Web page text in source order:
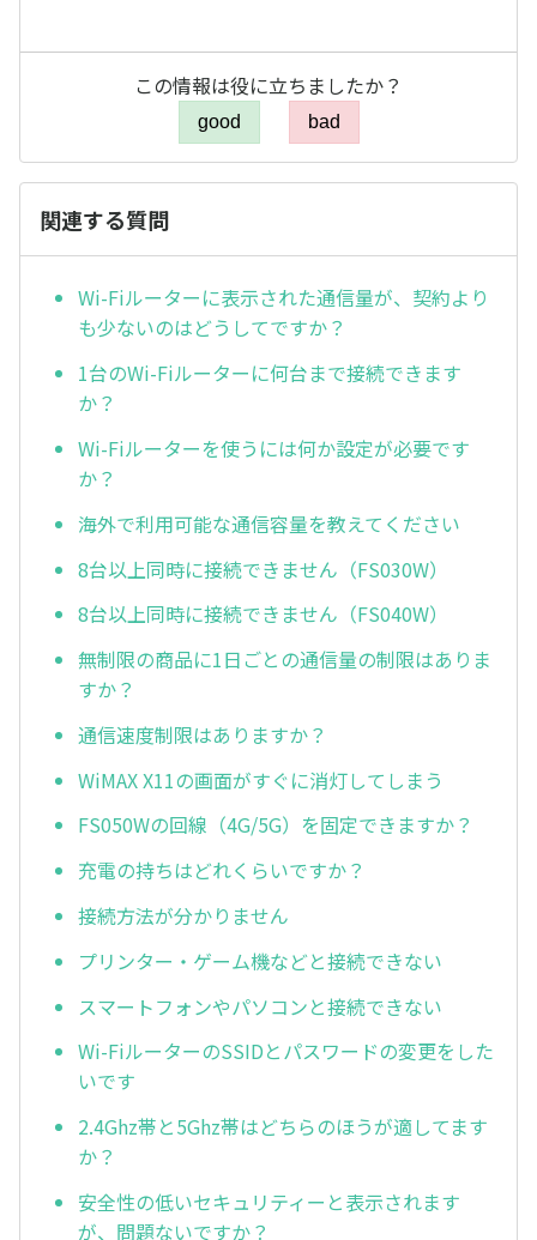
この情報は役に立ちましたか？
good bad
関連する質問
Wi-Fiルーターに表示された通信量が、契約より
も少ないのはどうしてですか？
1台のWi-Fiルーターに何台まで接続できます
か？
Wi-Fiルーターを使うには何か設定が必要です
か？
海外で利用可能な通信容量を教えてください
8台以上同時に接続できません（FS030W）
8台以上同時に接続できません（FS040W）
無制限の商品に1日ごとの通信量の制限はありま
すか？
通信速度制限はありますか？
WiMAX X11の画面がすぐに消灯してしまう
FS050Wの回線（4G/5G）を固定できますか？
充電の持ちはどれくらいですか？
接続方法が分かりません
プリンター・ゲーム機などと接続できない
スマートフォンやパソコンと接続できない
Wi-FiルーターのSSIDとパスワードの変更をした
いです
2.4Ghz帯と5Ghz帯はどちらのほうが適してます
か？
安全性の低いセキュリティーと表示されます
が、問題ないですか？